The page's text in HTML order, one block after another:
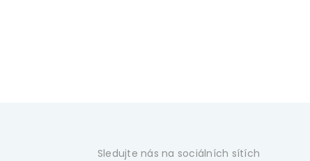
Sledujte nás na sociálních sítích